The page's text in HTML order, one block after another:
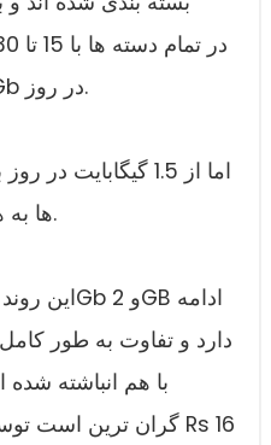
است در رده 28 روزه با 2Gb در روز.
ها به همان قیمت تبدیل می شوند.
دارد و تفاوت به طور